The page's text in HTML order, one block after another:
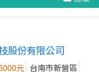
股份有限公司
元 台南市新營區